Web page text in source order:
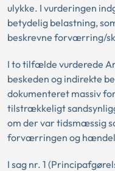
ulykke. I vurderingen
betydelig belastning,
beskrevne forværring/
I to tilfælde vurderede
beskeden og indirekte
dokumenteret massiv
tilstrækkeligt
om der var tidsmæssig
forværringen og
I sag nr. 1